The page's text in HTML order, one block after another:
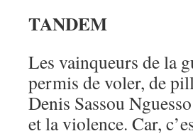
TANDEM
Les vainqueurs de la
permis de voler, de
Denis Sassou
et la violence. Car,